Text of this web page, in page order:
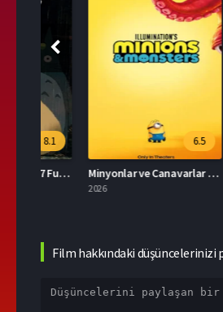
6.5
Minyonlar ve Canavarlar Full HD İzle
Film hakkındaki düşüncelerinizi